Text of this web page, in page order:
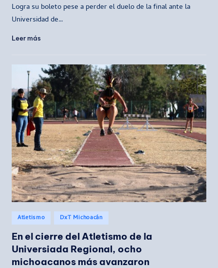
Logra su boleto pese a perder el duelo de la final ante la
Universidad de…
Leer más
Publicado
en
Atletismo DxT Michoacán
En el cierre del Atletismo de la
Universiada Regional, ocho
michoacanos más avanzaron